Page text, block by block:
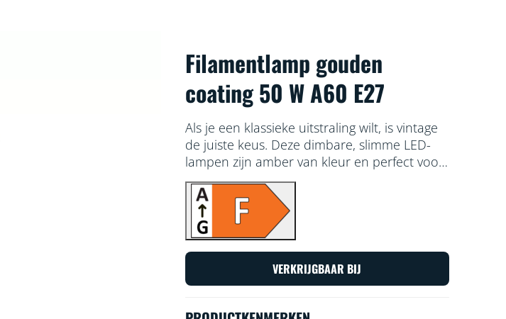
Filamentlamp gouden
coating 50 W A60 E27
Als je een klassieke uitstraling wilt, is vintage
de juiste keus. Deze dimbare, slimme LED-
lampen zijn amber van kleur en perfect voor
decoratieve armaturen of als je een chique
tintje wilt toevoegen. Kies uit honderden
tinten wit licht van gezellig tot koel, of stel de
lamp zo in dat deze automatisch aangepast
voorkeuren en stemming. Alle lampen zijn te
bedienen met WiFi via de WiZ app, de WiZ
VERKRIJGBAAR BIJ